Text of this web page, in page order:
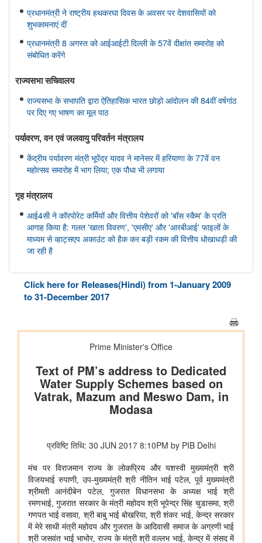
प्रधानमंत्री ने राष्ट्रीय हथकरघा दिवस के अवसर पर देशवासियों को
शुभकामनाएं दीं
प्रधानमंत्री 8 अगस्त को आईआईटी दिल्ली के 57वें दीक्षांत समारोह को
संबोधित करेंगे
राज्यसभा सचिवालय
राज्यसभा के सभापति द्वारा ऐतिहासिक भारत छोड़ो आंदोलन की 84वीं वर्षगांठ
पर दिए गए भाषण का मूल पाठ
पर्यावरण, वन एवं जलवायु परिवर्तन मंत्रालय
केंद्रीय पर्यावरण मंत्री भूपेंद्र यादव ने मानेसर में हरियाणा के 77वें वन
महोत्सव समारोह में भाग लिया; एक पौधा भी लगाया
गृह मंत्रालय
आई4सी ने कॉरपोरेट कर्मियों और वित्तीय पेशेवरों को 'बॉस स्कैम' के प्रति
आगाह किया है: गलत 'खाता विवरण', 'एमसीए' और 'आरबीआई' फाइलों के
माध्यम से व्हाट्सएप अकाउंट को हैक कर बड़ी रकम की वित्तीय धोखाधड़ी की
जा रही है
महिला एवं बाल विकास मंत्रालय
केंद्रीय मंत्री श्रीमती अन्नपूर्णा देवी ने राष्ट्रीय हथकरघा दिवस पर नागरिकों
अन्य
भारतीय न्यायपालिका का डिजिटल रूपांतरण
राष्ट्रीय मानव अधिकार आयोग
राष्ट्रीय मानवाधिकार आयोग (एनएचआरसी) ने मध्य प्रदेश के विदिशा जिले में
स्कूली छात्रों के खतरनाक तरीके से बेतवा नदी पार करने की मीडिया रिपोर्ट
रसायन एवं उर्वरक मंत्रालय - औषधि विभाग
जन औषधि केंद्रों में दवाओं की बिक्री
Click here for Releases(Hindi) from 1-January 2009
to 31-December 2017